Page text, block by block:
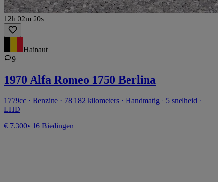
12h 02m 20s
Hainaut
9
1970 Alfa Romeo 1750 Berlina
1779cc · Benzine · 78.182 kilometers · Handmatig · 5 snelheid ·
LHD
€ 7.300• 16 Biedingen